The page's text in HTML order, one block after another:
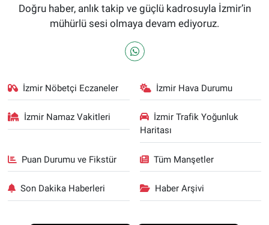
Doğru haber, anlık takip ve güçlü kadrosuyla İzmir’in
mühürlü sesi olmaya devam ediyoruz.
İzmir Nöbetçi Eczaneler İzmir Hava Durumu
İzmir Namaz Vakitleri
İzmir Trafik Yoğunluk
Haritası
Puan Durumu ve Fikstür Tüm Manşetler
Son Dakika Haberleri Haber Arşivi